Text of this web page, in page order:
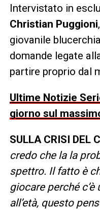
Intervistato in
Christian Puggioni
giovanile
domande legate
partire proprio dal
Ultime Notizie
giorno sul
SULLA CRISI DEL
credo che la la
spettro. Il fatto è
giocare perché c’è
all’età, questo